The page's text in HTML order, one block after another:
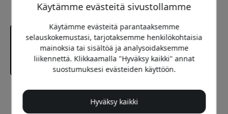
Suositeltava hinta
Käytämme evästeitä sivustollamme
Käytämme evästeitä parantaaksemme
selauskokemustasi, tarjotaksemme henkilökohtaisia
mainoksia tai sisältöä ja analysoidaksemme
liikennettä. Klikkaamalla "Hyväksy kaikki" annat
suostumuksesi evästeiden käyttöön.
Hyväksy kaikki